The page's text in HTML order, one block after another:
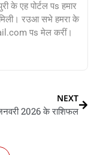
के एह पोर्टल पs हमार
रउआ सभे हमरा के
पs मेल करीं।
NEXT
2026 के राशिफल